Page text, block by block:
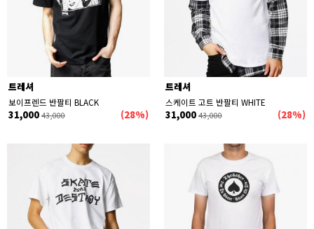
트레셔
보이프렌드 반팔티 BLACK
31,000 43,000 (28%)
트레셔
스케이트 고트 반팔티 WHITE
31,000 43,000 (28%)